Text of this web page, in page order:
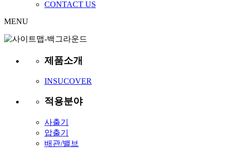
CONTACT US
MENU
제품소개
INSUCOVER
적용분야
사출기
압출기
배관/밸브